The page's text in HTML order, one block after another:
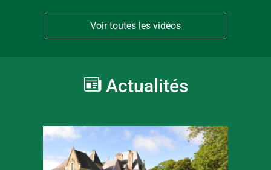
Voir toutes les vidéos
Actualités